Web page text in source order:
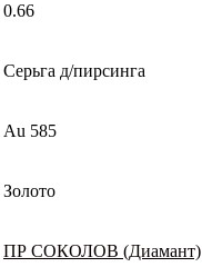
0.66
Серьга д/пирсинга
Au 585
Золото
ПР СОКОЛОВ (Диамант)